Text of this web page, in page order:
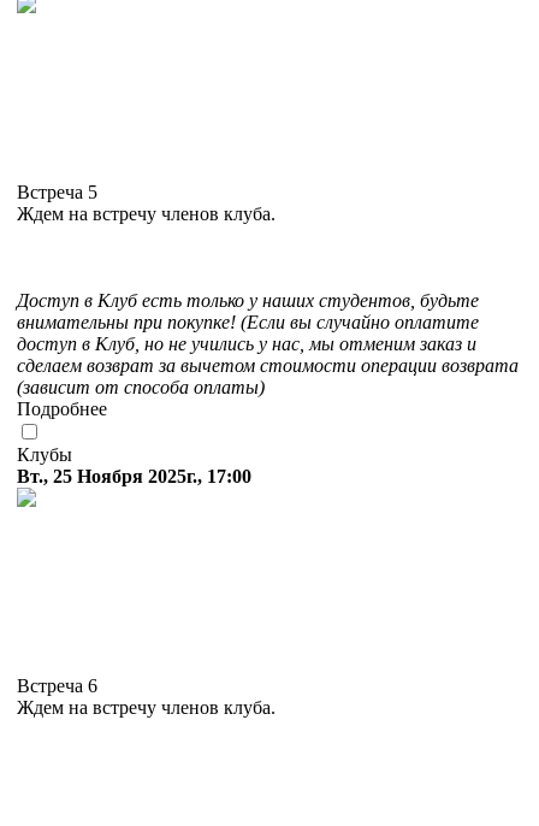
Встреча 5
Ждем на встречу членов клуба.
Доступ в Клуб есть только у наших студентов, будьте
внимательны при покупке! (Если вы случайно оплатите
доступ в Клуб, но не учились у нас, мы отменим заказ и
сделаем возврат за вычетом стоимости операции возврата
(зависит от способа оплаты)
Подробнее
Клубы
Вт., 25 Ноября 2025г., 17:00
Встреча 6
Ждем на встречу членов клуба.